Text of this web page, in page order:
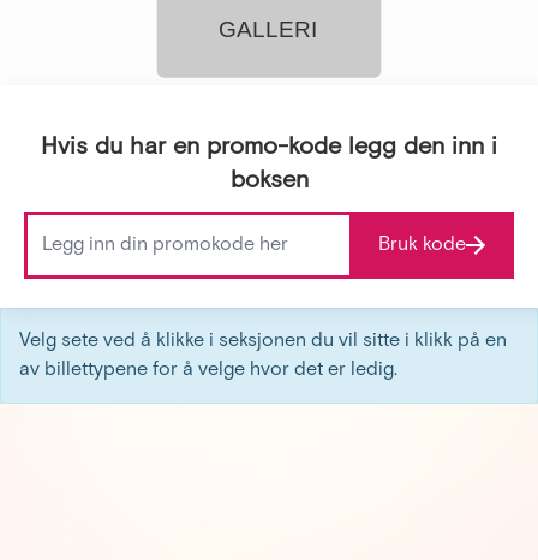
GALLERI
Hvis du har en promo-kode legg den inn i
boksen
Bruk kode
Velg sete ved å klikke i seksjonen du vil sitte i klikk på en
av billettypene for å velge hvor det er ledig.